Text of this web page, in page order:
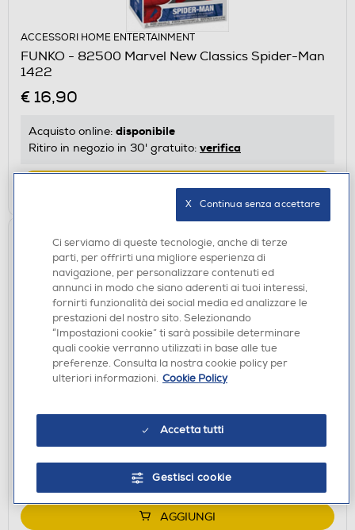
ACCESSORI HOME ENTERTAINMENT
FUNKO - 82500 Marvel New Classics Spider-Man
1422
€ 16,90
Acquisto online: disponibile
Ritiro in negozio in 30' gratuito: verifica
ACCESSORI HOME ENTERTAINMENT
FUNKO - Action figure Wednesday Wednesday
Acquisto online:disponibile
Ritiro in negozio in 30' gratuito:verifica
AGGIUNGI
Ci serviamo di queste tecnologie, anche di terze
parti, per offrirti una migliore esperienza di
navigazione, per personalizzare contenuti ed
annunci in modo che siano aderenti ai tuoi interessi,
fornirti funzionalità dei social media ed analizzare le
prestazioni del nostro sito. Selezionando
“Impostazioni cookie” ti sarà possibile determinare
quali cookie verranno utilizzati in base alle tue
preferenze. Consulta la nostra cookie policy per
ulteriori informazioni. Cookie Policy
Accetta tutti
Gestisci cookie
X   Continua senza accettare